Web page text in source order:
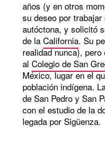
años (y en otros
su deseo por
autóctona, y solicitó
de la California. Su
realidad nunca),
al Colegio de San
México, lugar en el
población indígena.
de San Pedro y San
con el estudio de la
legada por Sigüenza.